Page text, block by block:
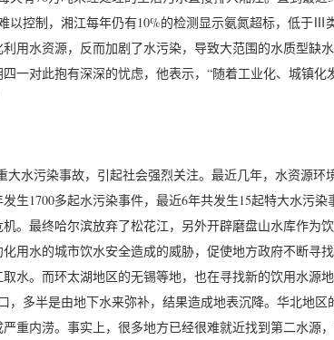
以控制，湘江每年仍有10%的检测显示氨氮超标，低于Ⅲ
用水资源，反而加剧了水污染，导致大范围的水质型缺
一对此抱有深深的忧虑，他表示，“随着工业化、城镇化
水污染事故，引起社会强烈关注。最近几年，水资源环
生1700多起水污染事件，最近6年共发生15起特大水污染
。最终哈尔滨放弃了松花江，另外开辟磨盘山水库作为
用水的城市饮水安全造成的威胁，促使地方政府不断寻
水。而环太湖地区的无锡等地，也在寻找新的饮用水源
，多半是由地下水来弥补，结果造成地表沉降。华北地区
重内涝。事实上，很多地方已经很难就近找到第二水源